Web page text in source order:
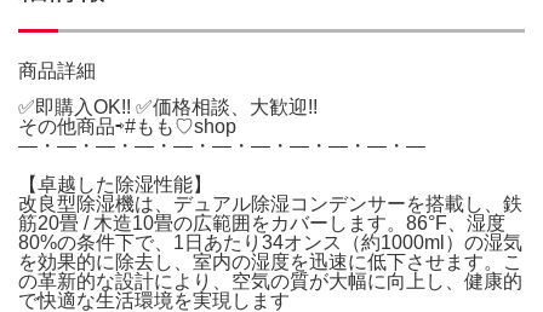
商品詳細
✅️即購入OK!! ✅️価格相談、大歓迎!!
その他商品⇨#もも♡shop
―・―・―・―・―・―・―・―・―・―・―
【卓越した除湿性能】
改良型除湿機は、デュアル除湿コンデンサーを搭載し、鉄
筋20畳 / 木造10畳の広範囲をカバーします。86°F、湿度
80%の条件下で、1日あたり34オンス（約1000ml）の湿気
を効果的に除去し、室内の湿度を迅速に低下させます。こ
の革新的な設計により、空気の質が大幅に向上し、健康的
で快適な生活環境を実現します